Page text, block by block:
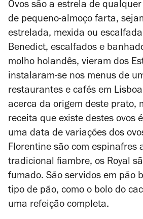
Ovos são a estrela de
de pequeno-almoço farta,
estrelada, mexida ou
Benedict, escalfados e
molho holandês, vieram dos
instalaram-se nos menus de
restaurantes e cafés em
acerca da origem deste prato,
receita que existe destes ovos
uma data de variações dos
Florentine são com espinafres
tradicional fiambre, os Royal
fumado. São servidos em pão
tipo de pão, como o bolo do
uma refeição completa.